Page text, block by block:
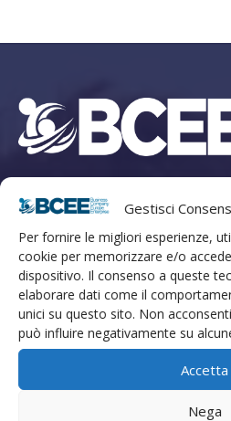
Gestisci
Per fornire le migliori esperienze,
cookie per memorizzare e/o
dispositivo. Il consenso a queste
elaborare dati come il
unici su questo sito. Non
può influire negativamente su
Accetta
Nega
Strada di Cardeto 57, Terni,
T. +39 0744 462402 M. +39
Numero Verde Clienti +39
E-mail info@bcee.it
Cod. Fiscale P.IVA
Cap. Sociale 500.000,00 euro